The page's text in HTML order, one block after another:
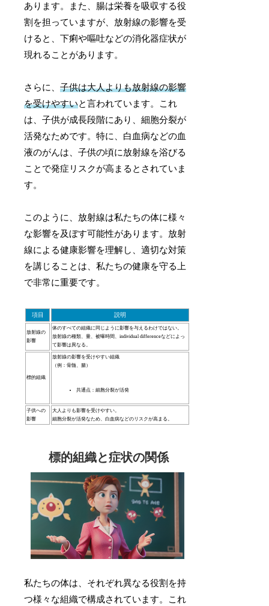
あります。また、腸は栄養を吸収する役
割を担っていますが、放射線の影響を受
けると、下痢や嘔吐などの消化器症状が
現れることがあります。
さらに、子供は大人よりも放射線の影響
を受けやすいと言われています。これ
は、子供が成長段階にあり、細胞分裂が
活発なためです。特に、白血病などの血
液のがんは、子供の頃に放射線を浴びる
ことで発症リスクが高まるとされていま
す。
このように、放射線は私たちの体に様々
な影響を及ぼす可能性があります。放射
線による健康影響を理解し、適切な対策
を講じることは、私たちの健康を守る上
で非常に重要です。
項目 説明
放射線の
影響
体のすべての組織に同じように影響を与えるわけではない。
放射線の種類、量、被曝時間、individual differenceなどによっ
て影響は異なる。
標的組織
放射線の影響を受けやすい組織
（例：骨髄、腸）
共通点：細胞分裂が活発
子供への
影響
大人よりも影響を受けやすい。
細胞分裂が活発なため、白血病などのリスクが高まる。
標的組織と症状の関係
私たちの体は、それぞれ異なる役割を持
つ様々な組織で構成されています。これ